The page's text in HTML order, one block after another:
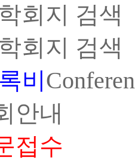
회지 검색
회지 검색
비
안내
접수